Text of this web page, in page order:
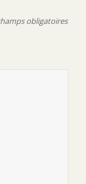
obligatoires